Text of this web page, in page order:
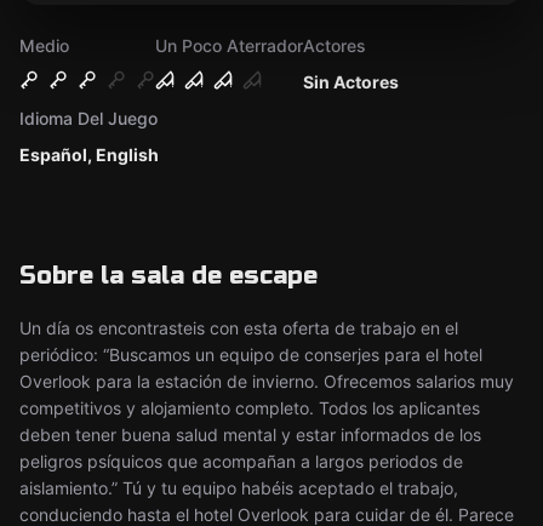
Medio
Un Poco Aterrador
Sin Actores
Actores
Español, English
Idioma Del Juego
Sobre la sala de escape
Un día os encontrasteis con esta oferta de trabajo en el
periódico: “Buscamos un equipo de conserjes para el hotel
Overlook para la estación de invierno. Ofrecemos salarios muy
competitivos y alojamiento completo. Todos los aplicantes
deben tener buena salud mental y estar informados de los
peligros psíquicos que acompañan a largos periodos de
aislamiento.” Tú y tu equipo habéis aceptado el trabajo,
conduciendo hasta el hotel Overlook para cuidar de él. Parece